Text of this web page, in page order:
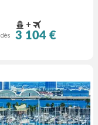
+
dès 3 104 €